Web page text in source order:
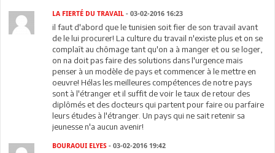
LA FIERTÉ DU TRAVAIL - 03-02-2016 16:23
il faut d'abord que le tunisien soit fier de son travail avant
de le lui procurer! La culture du travail n'existe plus et on se
complaît au chômage tant qu'on a à manger et ou se loger,
on na doit pas faire des solutions dans l'urgence mais
penser à un modèle de pays et commencer à le mettre en
oeuvre! Hélas les meilleures compétences de notre pays
sont à l'étranger et il suffit de voir le taux de retour des
diplômés et des docteurs qui partent pour faire ou parfaire
leurs études à l'étranger. Un pays qui ne sait retenir sa
jeunesse n'a aucun avenir!
BOURAOUI ELYES - 03-02-2016 19:42